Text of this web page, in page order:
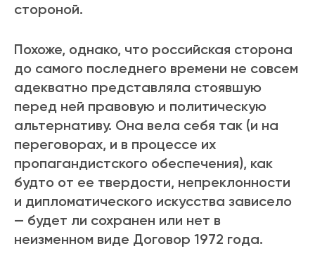
стороной.
Похоже, однако, что российская сторона
до самого последнего времени не совсем
адекватно представляла стоявшую
перед ней правовую и политическую
альтернативу. Она вела себя так (и на
переговорах, и в процессе их
пропагандистского обеспечения), как
будто от ее твердости, непреклонности
и дипломатического искусства зависело
— будет ли сохранен или нет в
неизменном виде Договор 1972 года.